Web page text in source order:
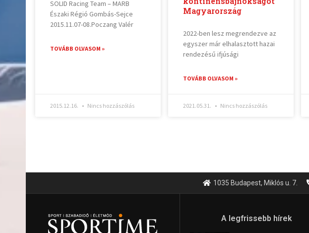
SOLID Racing Team – MARB
Északi Régió Gombás-Sejce
2015.11.07-08.Poczang Valér
TOVÁBB OLVASOM »
2015.12.16. Nincs hozzászólás
Magyarország
2022-ben lesz megrendezve az
egyszer már elhalasztott hazai
rendezésű ifjúsági
TOVÁBB OLVASOM »
2021.05.31. Nincs hozzászólás
1035 Budapest, Miklós u. 7.
A legfrissebb hírek